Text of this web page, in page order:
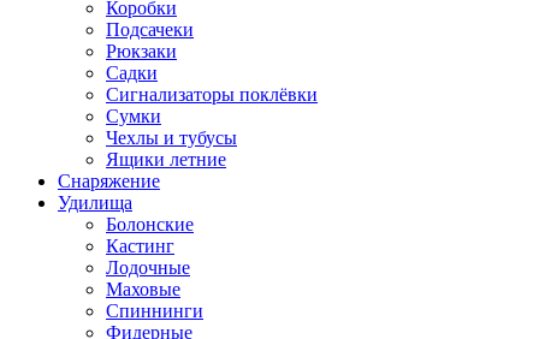
Коробки
Подсачеки
Рюкзаки
Садки
Сигнализаторы поклёвки
Сумки
Чехлы и тубусы
Ящики летние
Снаряжение
Удилища
Болонские
Кастинг
Лодочные
Маховые
Спиннинги
Фидерные